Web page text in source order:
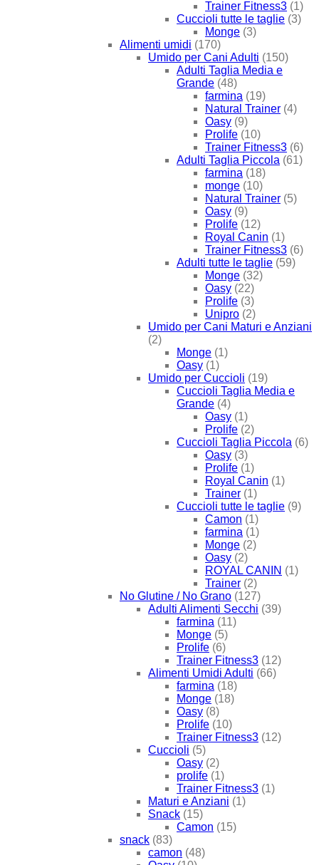
Trainer Fitness3 (1)
Cuccioli tutte le taglie (3)
Monge (3)
Alimenti umidi (170)
Umido per Cani Adulti (150)
Adulti Taglia Media e
Grande (48)
farmina (19)
Natural Trainer (4)
Oasy (9)
Prolife (10)
Trainer Fitness3 (6)
Adulti Taglia Piccola (61)
farmina (18)
monge (10)
Natural Trainer (5)
Oasy (9)
Prolife (12)
Royal Canin (1)
Trainer Fitness3 (6)
Adulti tutte le taglie (59)
Monge (32)
Oasy (22)
Prolife (3)
Unipro (2)
Umido per Cani Maturi e Anziani
(2)
Monge (1)
Oasy (1)
Umido per Cuccioli (19)
Cuccioli Taglia Media e
Grande (4)
Oasy (1)
Prolife (2)
Cuccioli Taglia Piccola (6)
Oasy (3)
Prolife (1)
Royal Canin (1)
Trainer (1)
Cuccioli tutte le taglie (9)
Camon (1)
farmina (1)
Monge (2)
Oasy (2)
ROYAL CANIN (1)
Trainer (2)
No Glutine / No Grano (127)
Adulti Alimenti Secchi (39)
farmina (11)
Monge (5)
Prolife (6)
Trainer Fitness3 (12)
Alimenti Umidi Adulti (66)
farmina (18)
Monge (18)
Oasy (8)
Prolife (10)
Trainer Fitness3 (12)
Cuccioli (5)
Oasy (2)
prolife (1)
Trainer Fitness3 (1)
Maturi e Anziani (1)
Snack (15)
Camon (15)
snack (83)
camon (48)